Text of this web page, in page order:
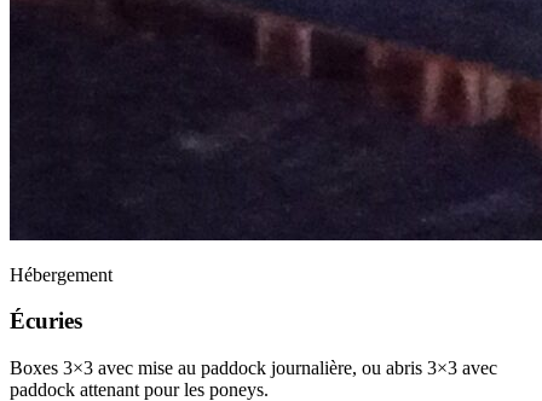
Hébergement
Écuries
Boxes 3×3 avec mise au paddock journalière, ou abris 3×3 avec
paddock attenant pour les poneys.